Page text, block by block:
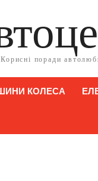
Корисні поради
КОЛЕСА